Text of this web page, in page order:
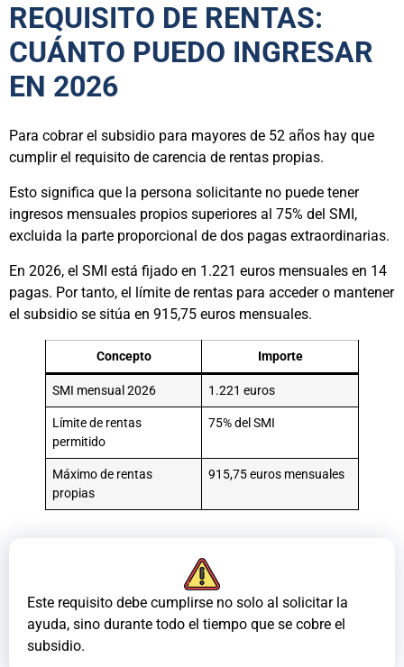
REQUISITO DE RENTAS:
CUÁNTO PUEDO INGRESAR
EN 2026
Para cobrar el subsidio para mayores de 52 años hay que
cumplir el requisito de carencia de rentas propias.
Esto significa que la persona solicitante no puede tener
ingresos mensuales propios superiores al 75% del SMI,
excluida la parte proporcional de dos pagas extraordinarias.
En 2026, el SMI está fijado en 1.221 euros mensuales en 14
pagas. Por tanto, el límite de rentas para acceder o mantener
el subsidio se sitúa en 915,75 euros mensuales.
Concepto Importe
SMI mensual 2026 1.221 euros
Límite de rentas
permitido
75% del SMI
Máximo de rentas
propias
915,75 euros mensuales
Este requisito debe cumplirse no solo al solicitar la
ayuda, sino durante todo el tiempo que se cobre el
subsidio.